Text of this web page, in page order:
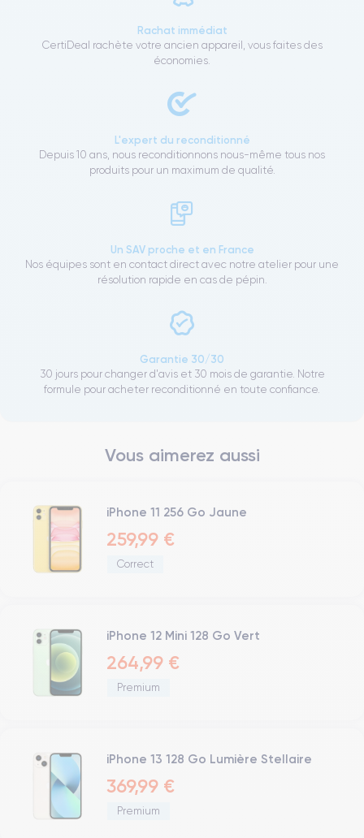
Rachat immédiat
CertiDeal rachète votre ancien appareil, vous faites des
économies.
L'expert du reconditionné
Depuis 10 ans, nous reconditionnons nous-même tous nos
produits pour un maximum de qualité.
Un SAV proche et en France
Nos équipes sont en contact direct avec notre atelier pour une
résolution rapide en cas de pépin.
Garantie 30/30
30 jours pour changer d'avis et 30 mois de garantie. Notre
formule pour acheter reconditionné en toute confiance.
Vous aimerez aussi
iPhone 11 256 Go Jaune
259,99 €
Correct
iPhone 12 Mini 128 Go Vert
264,99 €
Premium
iPhone 13 128 Go Lumière Stellaire
369,99 €
Premium